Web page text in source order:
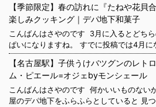
【季節限定】春の訪れに『たねや花貝
楽しみクッキング｜デパ地下和菓子
こんばんはさやのです 3月に入るとどち
ぱいになりますね。 すでに投稿では4月
【名古屋駅】子供うけバツグンのレト
ム・ピエール=オジェbyモンシェール
こんばんはさやのです 何かいいものない
屋のデパ地下をふらふらとしていると 見